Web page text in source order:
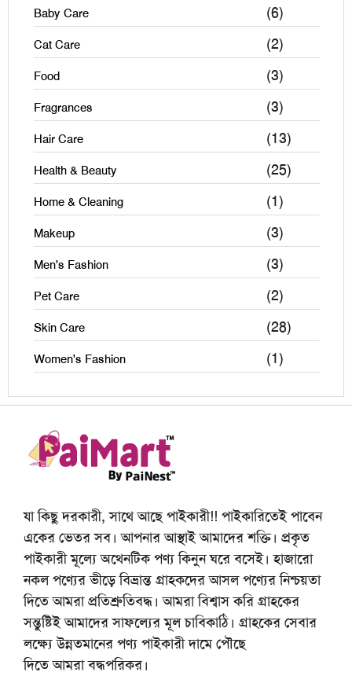
Baby Care (6)
Cat Care (2)
Food (3)
Fragrances (3)
Hair Care (13)
Health & Beauty (25)
Home & Cleaning (1)
Makeup (3)
Men's Fashion (3)
Pet Care (2)
Skin Care (28)
Women's Fashion (1)
যা কিছু দরকারী, সাথে আছে পাইকারী!! পাইকারিতেই পাবেন
একের ভেতর সব। আপনার আস্থাই আমাদের শক্তি। প্রকৃত
পাইকারী মূল্যে অথেনটিক পণ্য কিনুন ঘরে বসেই। হাজারো
নকল পণ্যের ভীড়ে বিভ্রান্ত গ্রাহকদের আসল পণ্যের নিশ্চয়তা
দিতে আমরা প্রতিশ্রুতিবদ্ধ। আমরা বিশ্বাস করি গ্রাহকের
সন্তুষ্টিই আমাদের সাফল্যের মূল চাবিকাঠি। গ্রাহকের সেবার
লক্ষ্যে উন্নতমানের পণ্য পাইকারী দামে পৌছে
দিতে আমরা বদ্ধপরিকর।